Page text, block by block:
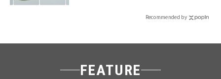
Recommended by
FEATURE